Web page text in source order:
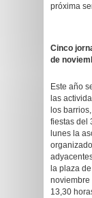
próxima
Cinco
de
Este año
las
los
fiestas del
lunes la
la plaza
noviembre
13,30